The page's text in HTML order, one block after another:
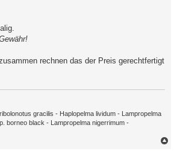
rechnen das der Preis gerechtfertigt
gracilis - Haplopelma lividum - Lampropelma
borneo black - Lampropelma nigerrimum -